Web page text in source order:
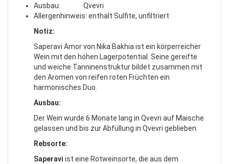
Ausbau: Qvevri
Allergenhinweis: enthält Sulfite, unfiltriert
Notiz:
Saperavi Amor von Nika Bakhia ist ein körperreicher
Wein mit den höhen Lagerpotential. Seine gereifte
und weiche Tanninenstruktur bildet zusammen mit
den Aromen von reifen roten Früchten ein
harmonisches Duo.
Ausbau:
Der Wein wurde 6 Monate lang in Qvevri auf Maische
gelassen und bis zur Abfüllung in Qvevri geblieben.
Rebsorte:
Saperavi ist eine Rotweinsorte, die aus dem